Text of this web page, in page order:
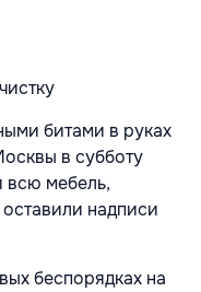
битами в руках
в субботу
всю мебель,
надписи
беспорядках на